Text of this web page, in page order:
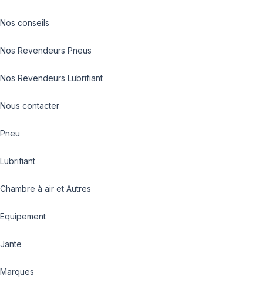
Nos conseils
Nos Revendeurs Pneus
Nos Revendeurs Lubrifiant
Nous contacter
Pneu
Lubrifiant
Chambre à air et Autres
Equipement
Jante
Marques